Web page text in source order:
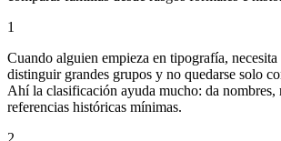
1
Cuando alguien empieza en tipografía, necesita
distinguir grandes grupos y no quedarse solo
Ahí la clasificación ayuda mucho: da nombres,
referencias históricas mínimas.